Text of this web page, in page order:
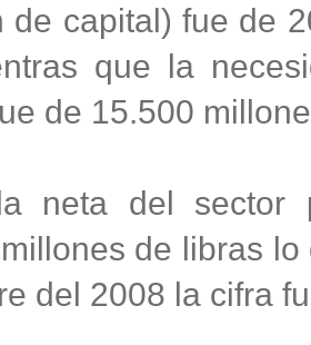
de capital) fue de
que la
de 15.500
neta del sector
de libras
del 2008 la cifra